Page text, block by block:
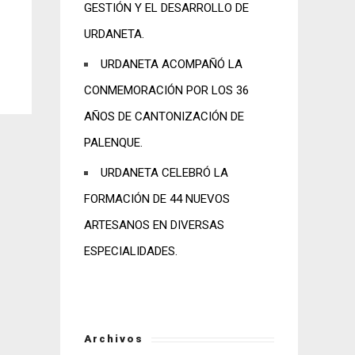
GESTIÓN Y EL DESARROLLO DE
URDANETA.
URDANETA ACOMPAÑÓ LA
CONMEMORACIÓN POR LOS 36
AÑOS DE CANTONIZACIÓN DE
PALENQUE.
URDANETA CELEBRÓ LA
FORMACIÓN DE 44 NUEVOS
ARTESANOS EN DIVERSAS
ESPECIALIDADES.
Archivos